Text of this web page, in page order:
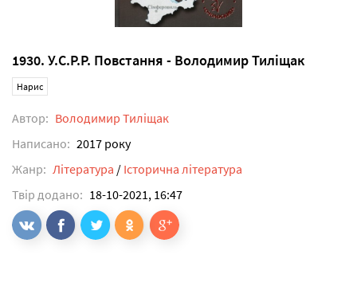
1930. У.С.Р.Р. Повстання - Володимир Тиліщак
Нарис
Автор: Володимир Тиліщак
Написано: 2017 року
Жанр: Література / Історична література
Твір додано: 18-10-2021, 16:47